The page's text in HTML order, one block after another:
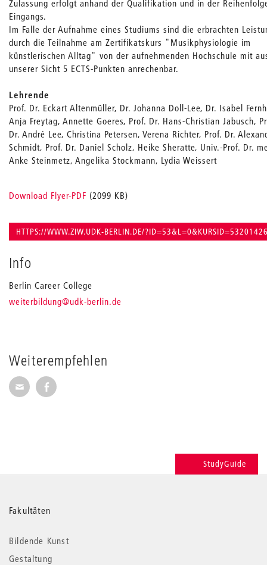
Weiterempfehlen
Seite per E-Mail weiterempfehlen
Seite auf Facebook weiterempfehlen
Zulassung erfolgt anhand der Qualifikation und in der
Eingangs.
Im Falle der Aufnahme eines Studiums sind die erbrachten
durch die Teilnahme am Zertifikatskurs "Musikphysiologie im
künstlerischen Alltag" von der aufnehmenden Hochschule mit
unserer Sicht 5 ECTS-Punkten anrechenbar.
Lehrende
Prof. Dr. Eckart Altenmüller, Dr. Johanna Doll-Lee, Dr. Isabel
Anja Freytag, Annette Goeres, Prof. Dr. Hans-Christian Jabusch,
Dr. André Lee, Christina Petersen, Verena Richter, Prof. Dr.
Schmidt, Prof. Dr. Daniel Scholz, Heike Sheratte, Univ.-Prof. Dr.
Anke Steinmetz, Angelika Stockmann, Lydia Weissert
Download Flyer-PDF (2099 KB)
HTTPS://WWW.ZIW.UDK-BERLIN.DE/
Info
Berlin Career College
weiterbildung_
@udk-berlin.de
StudyGuide
Weitere
Informationen
Fakultäten
Bildende Kunst
Gestaltung